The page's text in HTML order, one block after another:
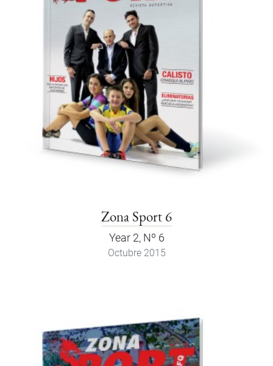
Zona Sport 6
Year 2, Nº 6
Octubre 2015